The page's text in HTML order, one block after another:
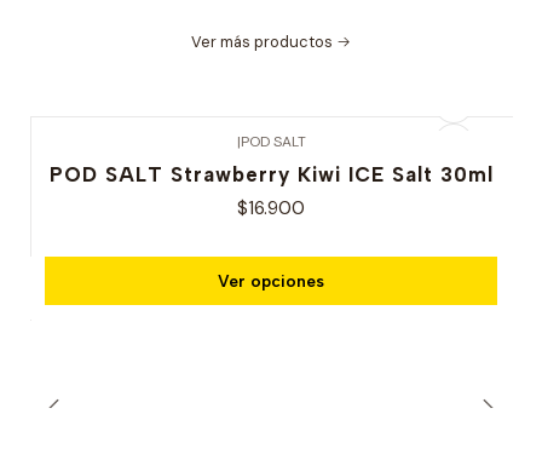
Ver más productos
|POD SALT
POD SALT Strawberry Kiwi ICE Salt 30ml
$16.900
Ver opciones